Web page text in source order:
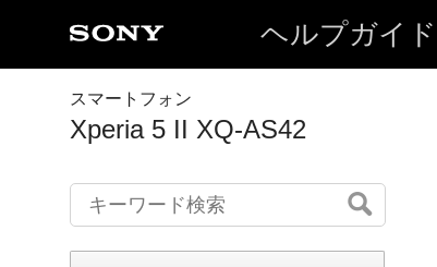
ヘルプガイド
スマートフォン
Xperia 5 II XQ-AS42